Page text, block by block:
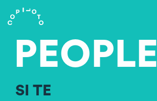
PEOPLE
SI TE